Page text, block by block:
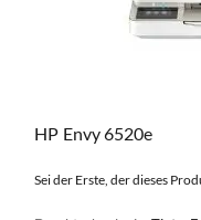
HP Envy 6520e
Sei der Erste, der dieses